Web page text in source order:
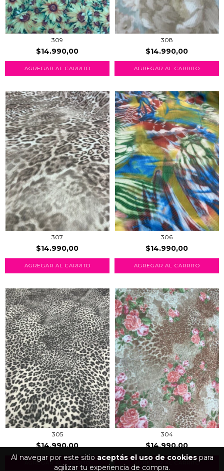
Al navegar por este sitio aceptás el uso de cookiespara
agilizar tu experiencia de compra.
309
$14.990,00
AGREGAR AL CARRITO
308
$14.990,00
AGREGAR AL CARRITO
307
$14.990,00
AGREGAR AL CARRITO
306
$14.990,00
AGREGAR AL CARRITO
305
$14.990,00
AGREGAR AL CARRITO
304
$14.990,00
AGREGAR AL CARRITO